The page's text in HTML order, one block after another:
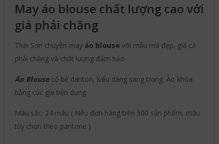
May áo blouse chất lượng cao với
giá phải chăng
Thái Sơn chuyên may áo blouse với mẫu mã đẹp, giá cả
phải chăng và chất lượng đảm bảo.
Áo Blousecổ bẻ danton, kiểu dáng sang trọng. Áo khóa
bằng cúc gài tiện dụng.
Màu sắc: 24 màu ( Nếu đơn hàng trên 500 sản phẩm, màu
tùy chọn theo pantone )